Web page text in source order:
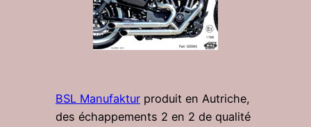
BSL Manufaktur produit en Autriche,
des échappements 2 en 2 de qualité